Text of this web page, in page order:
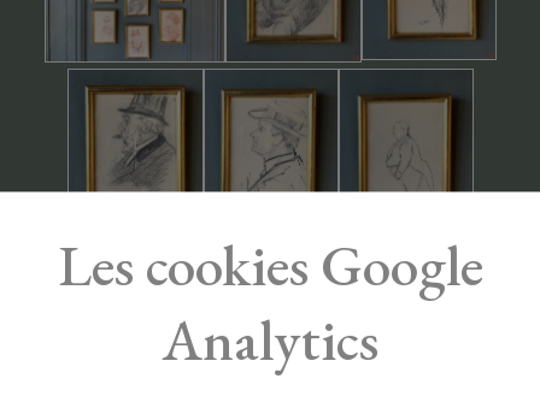
Les cookies Google
Analytics